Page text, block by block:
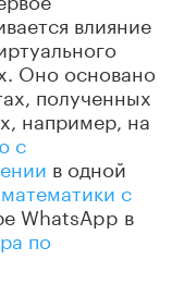
влияние
Оно основано
полученных
например, на
с
в одной
математики с
WhatsApp в
по